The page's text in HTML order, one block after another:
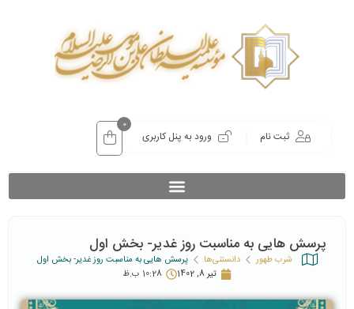
ثبت نام ورود به پنل کاربری
0
پرسش هایی به مناسبت روز غدیر- بخش اول
شرب طهور دانستنی‌ها
پرسش هایی به مناسبت روز غدیر- بخش اول
تیر 8, 1402
10:28 ب.ظ